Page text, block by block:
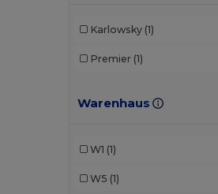
Karlowsky (1)
Premier (1)
Warenhaus
W1 (1)
W5 (1)